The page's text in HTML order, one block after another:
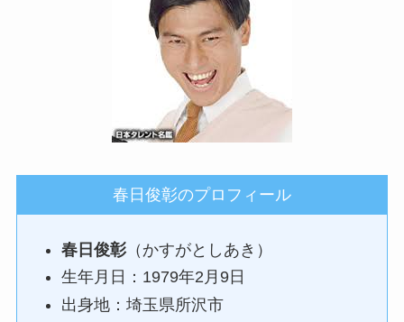
春日俊彰のプロフィール
春日俊彰（かすがとしあき）
生年月日：1979年2月9日
出身地：埼玉県所沢市